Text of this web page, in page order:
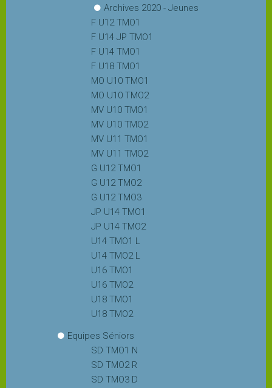
Archives 2020 - Jeunes
F U12 TMO1
F U14 JP TMO1
F U14 TMO1
F U18 TMO1
MO U10 TMO1
MO U10 TMO2
MV U10 TMO1
MV U10 TMO2
MV U11 TMO1
MV U11 TMO2
G U12 TMO1
G U12 TMO2
G U12 TMO3
JP U14 TMO1
JP U14 TMO2
U14 TMO1 L
U14 TMO2 L
U16 TMO1
U16 TMO2
U18 TMO1
U18 TMO2
Equipes Séniors
SD TMO1 N
SD TMO2 R
SD TMO3 D